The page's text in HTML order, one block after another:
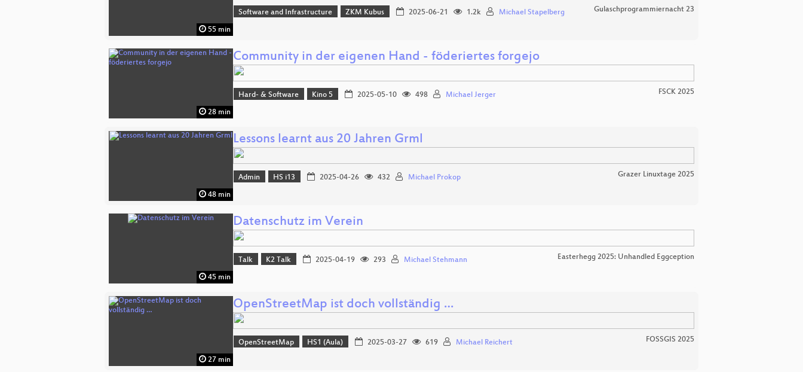
55 min
Software and Infrastructure ZKM Kubus 2025-06-21 1.2k Michael Stapelberg Gulaschprogrammiernacht 23
28 min
Community in der eigenen Hand - föderiertes forgejo
Hard- & Software Kino 5 2025-05-10 498 Michael Jerger FSCK 2025
48 min
Lessons learnt aus 20 Jahren Grml
Admin HS i13 2025-04-26 432 Michael Prokop Grazer Linuxtage 2025
45 min
Datenschutz im Verein
Talk K2 Talk 2025-04-19 293 Michael Stehmann Easterhegg 2025: Unhandled Eggception
27 min
OpenStreetMap ist doch vollständig …
OpenStreetMap HS1 (Aula) 2025-03-27 619 Michael Reichert FOSSGIS 2025